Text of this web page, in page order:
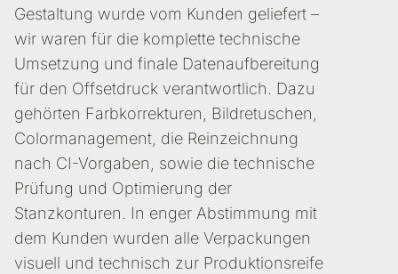
Gestaltung wurde vom Kunden geliefert –
wir waren für die komplette technische
Umsetzung und finale Datenaufbereitung
für den Offsetdruck verantwortlich. Dazu
gehörten Farbkorrekturen, Bildretuschen,
Colormanagement, die Reinzeichnung
nach CI-Vorgaben, sowie die technische
Prüfung und Optimierung der
Stanzkonturen. In enger Abstimmung mit
dem Kunden wurden alle Verpackungen
visuell und technisch zur Produktionsreife